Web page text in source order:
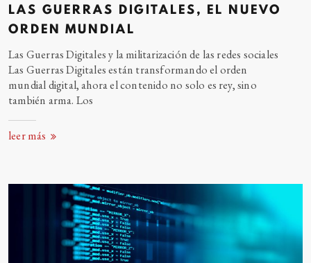
LAS GUERRAS DIGITALES, EL NUEVO
ORDEN MUNDIAL
Las Guerras Digitales y la militarización de las redes sociales
Las Guerras Digitales están transformando el orden
mundial digital, ahora el contenido no solo es rey, sino
también arma. Los
leer más